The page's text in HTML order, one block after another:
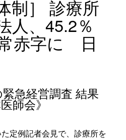
制］ 診療所
人、45.2％
赤字に 日
急経営調査 結果
師会》
定例記者会見で、診療所を